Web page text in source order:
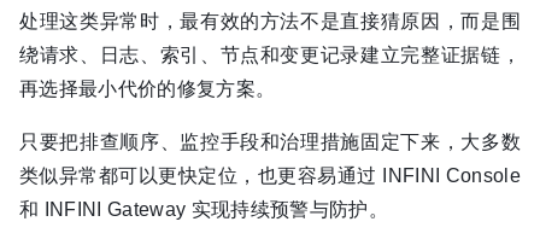
处理这类异常时，最有效的方法不是直接猜原因，而是围
绕请求、日志、索引、节点和变更记录建立完整证据链，
再选择最小代价的修复方案。
只要把排查顺序、监控手段和治理措施固定下来，大多数
类似异常都可以更快定位，也更容易通过 INFINI Console
和 INFINI Gateway 实现持续预警与防护。